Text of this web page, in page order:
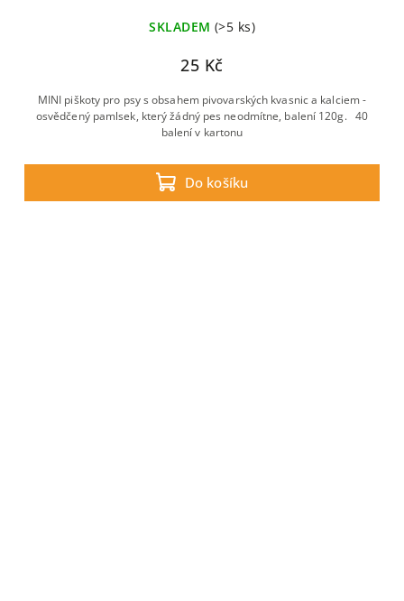
SKLADEM (>5 ks)
25 Kč
Do košíku
MINI piškoty pro psy s obsahem pivovarských kvasnic a kalciem -
osvědčený pamlsek, který žádný pes neodmítne, balení 120g. 40
balení v kartonu